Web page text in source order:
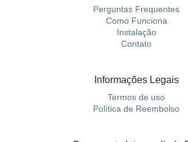
Perguntas Frequentes
Como Funciona
Instalação
Contato
Informações Legais
Termos de uso
Política de Reembolso